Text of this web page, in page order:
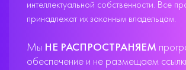
интеллектуальной собственности. Все
принадлежат их законным владельцам.
Мы НЕ РАСПРОСТРАНЯЕМ
обеспечение и не размещаем